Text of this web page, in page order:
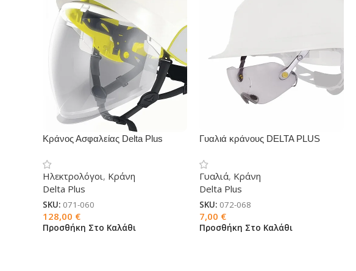
Κράνος Ασφαλείας Delta Plus
Ηλεκτρολόγοι, Κράνη
Delta Plus
SKU: 071-060
128,00 €
Προσθήκη Στο Καλάθι
Γυαλιά κράνους DELTA PLUS
Γυαλιά, Κράνη
Delta Plus
SKU: 072-068
7,00 €
Προσθήκη Στο Καλάθι